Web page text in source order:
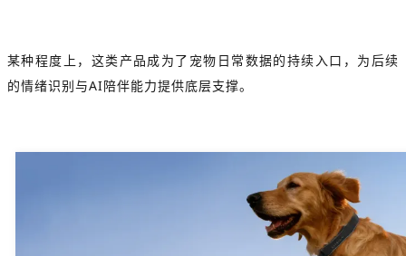
某种程度上，这类产品成为了宠物日常数据的持续入口，为后续
的情绪识别与AI陪伴能力提供底层支撑。